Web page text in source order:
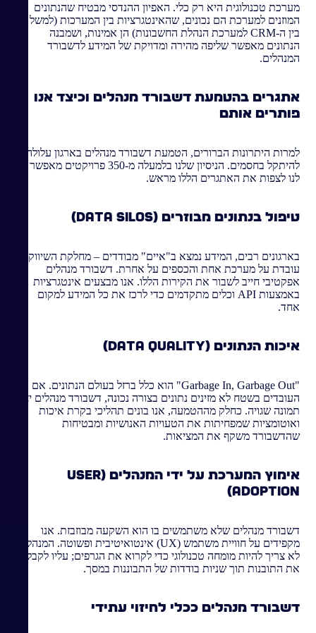
מערכת טכנולוגית היא רק כלי. האפיון ההנדסי מבטיח שהנתונים
המוזנים למערכת הם נכונים, שהאינטגרציות בין המערכות (למשל
בין ה-CRM למערכת הנהלת החשבונות) הן אמינות, ושמבנה
הנתונים מאפשר שליפה מהירה ומדויקת של המידע לדשבורד
המנהלים.
אתגרים בהטמעת דשבורד מנהלים וכיצד אנו
פותרים אותם
למרות היתרונות הברורים, הטמעת דשבורד מנהלים בארגון עלולה
להיתקל בחסמים. הניסיון שלנו בלמעלה מ-350 פרויקטים מאפשר
לנו לצפות את האתגרים הללו מראש.
טיפול בנתונים מבוזרים (Data Silos)
בארגונים רבים, המידע נמצא ב"איים" מבודדים – מחלקת השיווק
עובדת על מערכת אחת והכספים על אחרת. דשבורד מנהלים
אפקטיבי חייב לשבור את הקירות הללו. אנו מבצעים אינטגרציות
באמצעות API וכלים מתקדמים כדי לרכז את כל המידע למקום
אחד.
איכות הנתונים (Data Quality)
"Garbage In, Garbage Out" הוא כלל ברזל בעולם הנתונים. אם
העובדים בשטח לא מזינים נתונים בצורה נכונה, דשבורד מנהלים יציג
תמונה שגויה. כחלק מההטמעה, אנו בונים תהליכי בקרת איכות
ואוטומציות שמפחיתות את הטעויות האנושיות ומבטיחות
שהדשבורד משקף את המציאות.
אימוץ המערכת על ידי המנהלים (User
Adoption)
דשבורד מנהלים שלא משתמשים בו הוא השקעה מבוזבזת. אנו
מקפידים על חוויית משתמש (UX) אינטואיטיבית ופשוטה. המנהל
לא צריך להיות מומחה טכנולוגי כדי לקרוא את הגרפים; עליו לקבל
את התובנות תוך שניות בודדות של התבוננות במסך.
דשבורד מנהלים ככלי לחיזוי עתידי